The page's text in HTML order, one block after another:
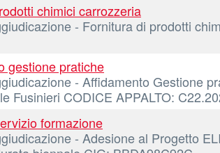
chimici carrozzeria
- Fornitura di prodotti
gestione pratiche
- Affidamento Gestione
Fusinieri CODICE APPALTO:
formazione
- Adesione al Progetto